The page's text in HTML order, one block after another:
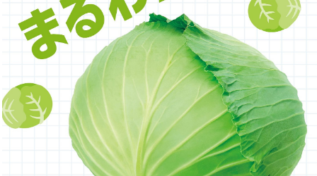
IR情報
採用情報
お問い合わせ
Contact us in English